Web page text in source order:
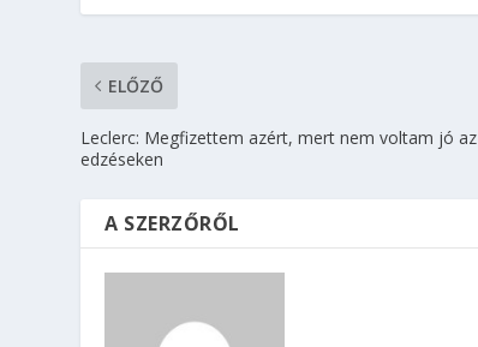
ELŐZŐ
Leclerc: Megfizettem azért, mert nem voltam jó az
edzéseken
A SZERZŐRŐL